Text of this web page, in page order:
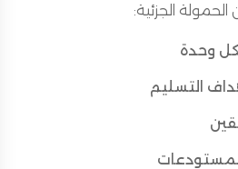
الجزئية:
وحدة
التسليم